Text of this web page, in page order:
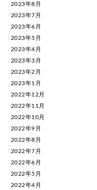
2023年8月
2023年7月
2023年6月
2023年5月
2023年4月
2023年3月
2023年2月
2023年1月
2022年12月
2022年11月
2022年10月
2022年9月
2022年8月
2022年7月
2022年6月
2022年5月
2022年4月